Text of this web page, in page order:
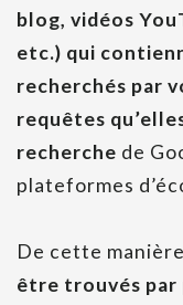
blog, vidéos
etc.) qui
recherchés par
requêtes
recherche de
plateformes
De cette
être trouvés par